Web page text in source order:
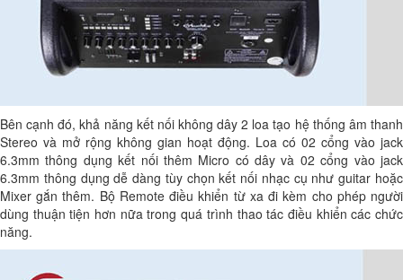
Bên cạnh đó, khả năng kết nối không dây 2 loa tạo hệ thống âm thanh
Stereo và mở rộng không gian hoạt động. Loa có 02 cổng vào jack
6.3mm thông dụng kết nối thêm Micro có dây và 02 cổng vào jack
6.3mm thông dụng dễ dàng tùy chọn kết nối nhạc cụ như guitar hoặc
Mixer gắn thêm. Bộ Remote điều khiển từ xa đi kèm cho phép người
dùng thuận tiện hơn nữa trong quá trình thao tác điều khiển các chức
năng.